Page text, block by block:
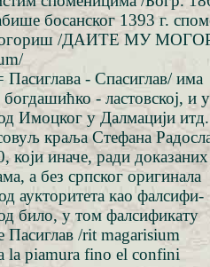
босанског 1393 г.
могориш /ДАИТЕ МУ
Пасиглава - Спасиглав/ има
- ластовској, и
Имоцког у Далмацији итд.
краља Стефана
који иначе, ради доказаних
а без српског оригинала
аукторитета као фалсифи-
било, у том фалсификату
Пасиглав /rit magarisium
la piamura fino el confini